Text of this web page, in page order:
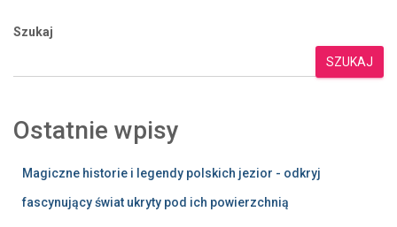
Szukaj
SZUKAJ
Ostatnie wpisy
Magiczne historie i legendy polskich jezior - odkryj
fascynujący świat ukryty pod ich powierzchnią